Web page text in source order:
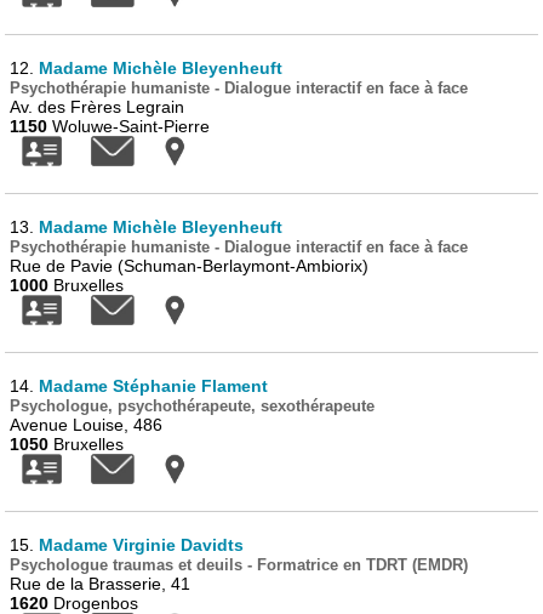
12. Madame Michèle Bleyenheuft
Psychothérapie humaniste - Dialogue interactif en face à face
Av. des Frères Legrain
1150 Woluwe-Saint-Pierre
13. Madame Michèle Bleyenheuft
Psychothérapie humaniste - Dialogue interactif en face à face
Rue de Pavie (Schuman-Berlaymont-Ambiorix)
1000 Bruxelles
14. Madame Stéphanie Flament
Psychologue, psychothérapeute, sexothérapeute
Avenue Louise, 486
1050 Bruxelles
15. Madame Virginie Davidts
Psychologue traumas et deuils - Formatrice en TDRT (EMDR)
Rue de la Brasserie, 41
1620 Drogenbos